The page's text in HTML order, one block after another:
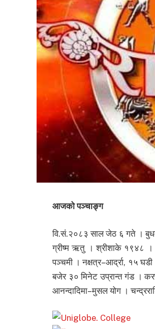
आजको पञ्चाङ्ग
वि.सं.२०८३ साल जेठ ६ गते ।
ग्रीष्म ऋतु । श्रीशाके १९४८ ।
पञ्चमी । नक्षत्र–आर्द्रा, १५
बजेर ३० मिनेट उप्रान्त गंड ।
आनन्दादिमा–मुसल योग ।